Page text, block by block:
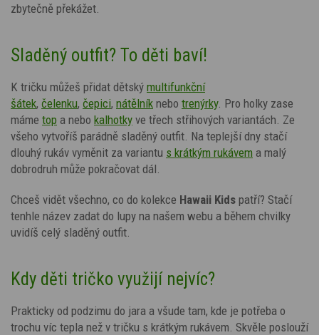
zbytečně překážet.
Sladěný outfit? To děti baví!
K tričku můžeš přidat dětský multifunkční
šátek, čelenku, čepici, nátělník nebo trenýrky. Pro holky zase
máme top a nebo kalhotky ve třech střihových variantách. Ze
všeho vytvoříš parádně sladěný outfit. Na teplejší dny stačí
dlouhý rukáv vyměnit za variantu s krátkým rukávem a malý
dobrodruh může pokračovat dál.
Chceš vidět všechno, co do kolekce Hawaii Kids patří? Stačí
tenhle název zadat do lupy na našem webu a během chvilky
uvidíš celý sladěný outfit.
Kdy děti tričko využijí nejvíc?
Prakticky od podzimu do jara a všude tam, kde je potřeba o
trochu víc tepla než v tričku s krátkým rukávem. Skvěle poslouží